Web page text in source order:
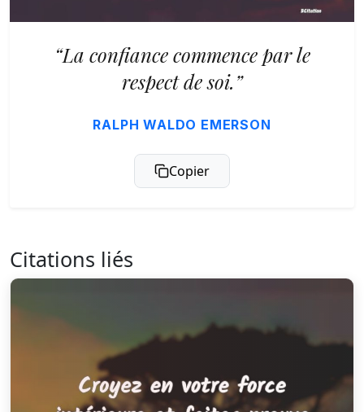
“La confiance commence par le
respect de soi.”
RALPH WALDO EMERSON
Copier
Citations liés